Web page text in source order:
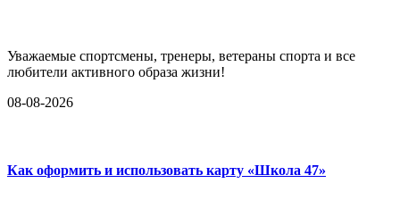
Уважаемые спортсмены, тренеры, ветераны спорта и все
любители активного образа жизни!
08-08-2026
Как оформить и использовать карту «Школа 47»